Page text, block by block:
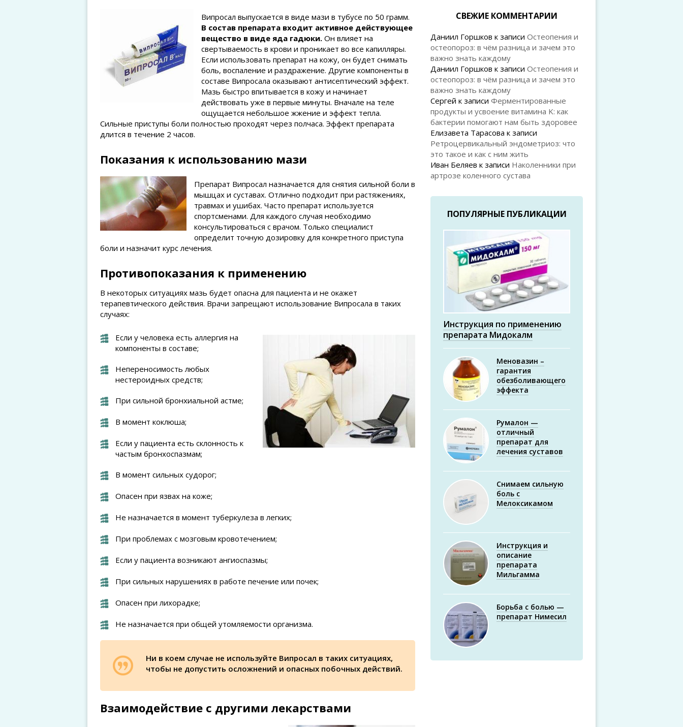
Випросал выпускается в виде мази в тубусе по 50 грамм.
В состав препарата входит активное действующее
вещество в виде яда гадюки. Он влияет на
свертываемость в крови и проникает во все капилляры.
Если использовать препарат на кожу, он будет снимать
боль, воспаление и раздражение. Другие компоненты в
составе Випросала оказывают антисептический эффект.
Мазь быстро впитывается в кожу и начинает
действовать уже в первые минуты. Вначале на теле
ощущается небольшое жжение и эффект тепла.
Сильные приступы боли полностью проходят через полчаса. Эффект препарата
длится в течение 2 часов.
Показания к использованию мази
Препарат Випросал назначается для снятия сильной боли в
мышцах и суставах. Отлично подходит при растяжениях,
травмах и ушибах. Часто препарат используется
спортсменами. Для каждого случая необходимо
консультироваться с врачом. Только специалист
определит точную дозировку для конкретного приступа
боли и назначит курс лечения.
Противопоказания к применению
В некоторых ситуациях мазь будет опасна для пациента и не окажет
терапевтического действия. Врачи запрещают использование Випросала в таких
случаях:
Если у человека есть аллергия на
компоненты в составе;
Непереносимость любых
нестероидных средств;
При сильной бронхиальной астме;
В момент коклюша;
Если у пациента есть склонность к
частым бронхоспазмам;
В момент сильных судорог;
Опасен при язвах на коже;
Не назначается в момент туберкулеза в легких;
При проблемах с мозговым кровотечением;
Если у пациента возникают ангиоспазмы;
При сильных нарушениях в работе печение или почек;
Опасен при лихорадке;
Не назначается при общей утомляемости организма.
Ни в коем случае не используйте Випросал в таких ситуациях,
чтобы не допустить осложнений и опасных побочных действий.
Взаимодействие с другими лекарствами
СВЕЖИЕ КОММЕНТАРИИ
Даниил Горшков к записи Остеопения и
остеопороз: в чём разница и зачем это
важно знать каждому
Даниил Горшков к записи Остеопения и
остеопороз: в чём разница и зачем это
важно знать каждому
Сергей к записи Ферментированные
продукты и усвоение витамина K: как
бактерии помогают нам быть здоровее
Елизавета Тарасова к записи
Ретроцервикальный эндометриоз: что
это такое и как с ним жить
Иван Беляев к записи Наколенники при
артрозе коленного сустава
ПОПУЛЯРНЫЕ ПУБЛИКАЦИИ
Инструкция по применению
препарата Мидокалм
Меновазин –
гарантия
обезболивающего
эффекта
Румалон —
отличный
препарат для
лечения суставов
Снимаем сильную
боль с
Мелоксикамом
Инструкция и
описание
препарата
Мильгамма
Борьба с болью —
препарат Нимесил